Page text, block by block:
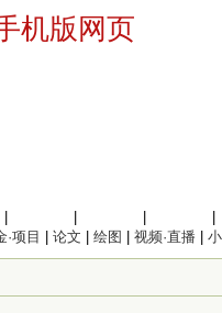
机版网页
·项目 论文 绘图 视频·直播